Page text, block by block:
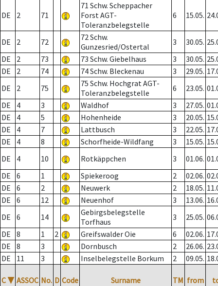
DE 2 71
71 Schw. Scheppacher
Forst AGT-
Toleranzbelegstelle
6 15.05.
DE 2 72
72 Schw.
Gunzesried/Ostertal
3 30.05.
DE
2 73 73 Schw. Giebelhaus 3 30.05.
DE
2 74 74 Schw. Bleckenau 3 29.05.
DE
2 75
75 Schw. Hochgrat AGT-
Toleranzbelegstelle
6 23.05.
DE
4 3 Waldhof 3 27.05.
DE
4 5 Hohenheide 3 20.05.
DE
4 7 Lattbusch 3 22.05.
DE
4 8 Schorfheide-Wildfang 3 15.05.
DE
4 10 Rotkäppchen 3 01.06.
DE
6 1 Spiekeroog 2 02.06.
DE
6 2 Neuwerk 2 18.05.
DE
6 12 Neuenhof 3 13.06.
DE
6 14
Gebirgsbelegstelle
Torfhaus
3 25.05.
DE
8 1 2 Greifswalder Oie 6 02.06.
DE
8 3 Dornbusch 2 26.06.
DE
11 3 Inselbelegstelle Borkum 2 09.05.
C ▼ ASSOC No. D Code Surname TM from